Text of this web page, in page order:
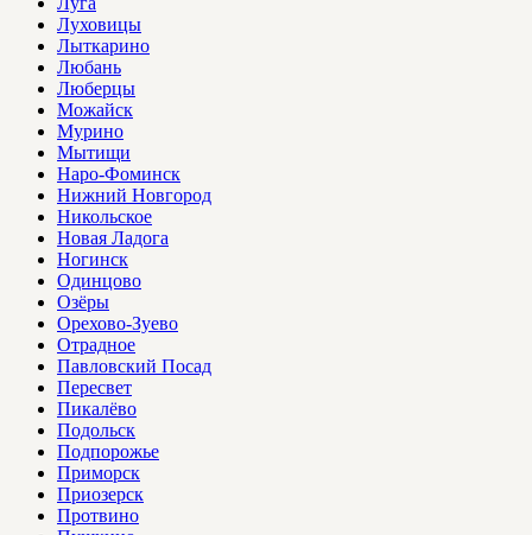
Луховицы
Лыткарино
Любань
Люберцы
Можайск
Мурино
Мытищи
Наро-Фоминск
Нижний Новгород
Никольское
Новая Ладога
Ногинск
Одинцово
Озёры
Орехово-Зуево
Отрадное
Павловский Посад
Пересвет
Пикалёво
Подольск
Подпорожье
Приморск
Приозерск
Протвино